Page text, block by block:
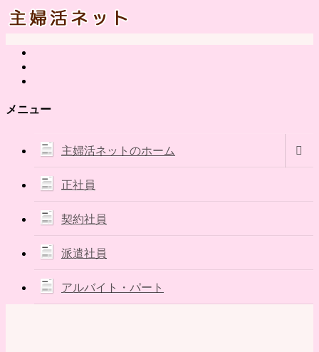
メニュー
主婦活ネットのホーム
正社員
契約社員
派遣社員
アルバイト・パート